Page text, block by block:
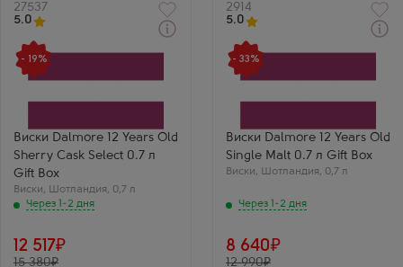
Артикул
27537
5.0
- 19%
Виски Dalmore 12 Years Old
Sherry Cask Select 0.7 л
Gift Box
Виски, Шотландия, 0,7 л
Через 1-2 дня
Через 1-2 дня
Виски
Далмор 12-летний Шерри
Каск Селект в
Регион
Хайленд (Высокогорье)
Выдержка
12 лет
Геннадий Р.
Шерри Каск Селект
от Далмора — это
двенашки. Хереса
тут еще больше:
изюм, специи,
12 517
15 380
Артикул
2914
5.0
- 33%
Виски Dalmore 12 Years Old
Single Malt 0.7 л Gift Box
Виски, Шотландия, 0,7 л
Через 1-2 дня
Через 1-2 дня
Виски
Далмор 12 Лет
Односолодовый
Хайленд (Высокогорье)
Выдержка
12 лет
Василий Т.
вход в мир
односолодового
аромат
апельсиновой цедры
и шоколада.
8 640
12 990